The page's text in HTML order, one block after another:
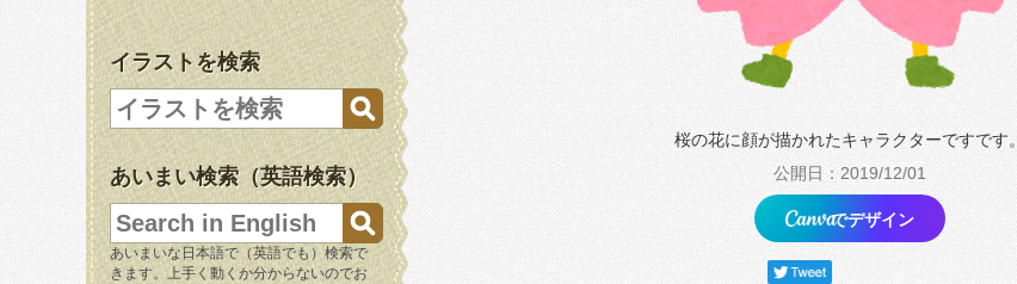
イラストを検索
あいまい検索（英語検索）
あいまいな日本語で（英語でも）検索で
きます。上手く動くか分からないのでお
桜の花に顔が描かれたキャラクターですです。
公開日：2019/12/01
でデザイン